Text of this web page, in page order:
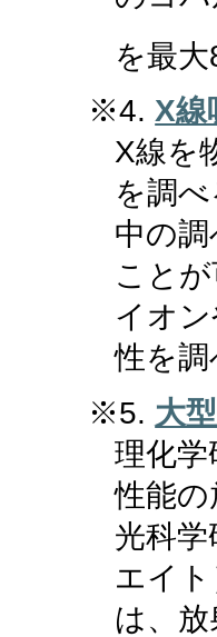
を最
※4.X線
X線を
を調
中の
こと
イオ
性を調
※5. 大
理化
性能
光科
エイ
は、